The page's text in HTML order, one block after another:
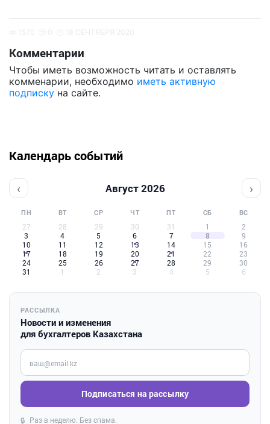
Комментарии
Чтобы иметь возможность читать и оставлять
комменарии, необходимо иметь активную
подписку на сайте.
Календарь событий
‹ Август 2026 ›
ПН ВТ СР ЧТ ПТ СБ ВС
27 28 29 30 31 1
2
3
4 5 6 7 8
9
10
11 12 13 14 15
16
17
18 19 20 21 22
23
24
25 26 27 28 29
30
31
1 2 3 4 5 6
РАССЫЛКА
Новости и изменения
для бухгалтеров Казахстана
Введите ваш e-mail
Подписаться на рассылку
🔒 Раз в неделю. Без спама.